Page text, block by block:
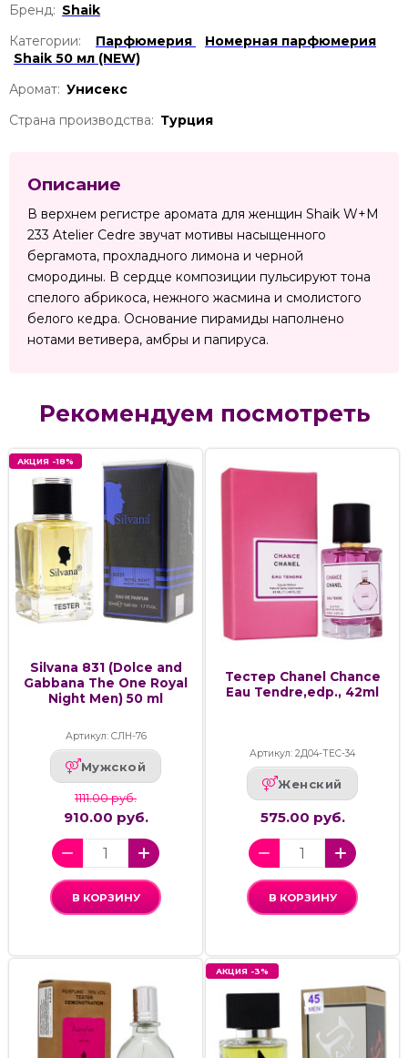
Бренд: Shaik
Категории:
Парфюмерия
Номерная парфюмерия
Shaik 50 мл (NEW)
Аромат: Унисекс
Страна производства: Турция
Описание
В верхнем регистре аромата для женщин Shaik W+M
233 Atelier Cedre звучат мотивы насыщенного
бергамота, прохладного лимона и черной
смородины. В сердце композиции пульсируют тона
спелого абрикоса, нежного жасмина и смолистого
белого кедра. Основание пирамиды наполнено
нотами ветивера, амбры и папируса.
Рекомендуем посмотреть
АКЦИЯ -18%
Silvana 831 (Dolce and
Gabbana The One Royal
Night Men) 50 ml
Артикул: СЛН-76
Мужской
1111.00 руб.
910.00 руб.
В КОРЗИНУ
Тестер Chanel Chance
Eau Tendre,edp., 42ml
Артикул: 2Д04-ТЕС-34
Женский
575.00 руб.
В КОРЗИНУ
АКЦИЯ -3%